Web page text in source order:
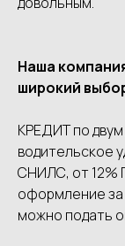
Наша
широкий
КРЕДИТ по
водительское
СНИЛС, от 12%
оформление за
можно подать